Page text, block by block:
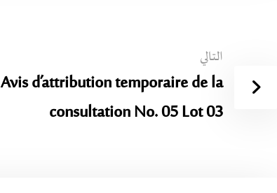
التالي
Avis d’attribution temporaire de la
consultation No. 05 Lot 03